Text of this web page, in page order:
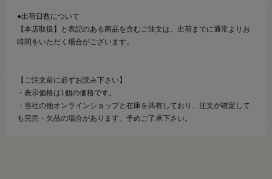
●出荷日数について
【本店取扱】と表記のある商品を含むご注文は、出荷までに通常よりお
時間をいただく場合がございます。
【ご注文前に必ずお読み下さい】
・表示価格は1個の価格です。
・当社の他オンラインショップと在庫を共有しており、注文が確定して
も完売・欠品の場合があります。予めご了承下さい。